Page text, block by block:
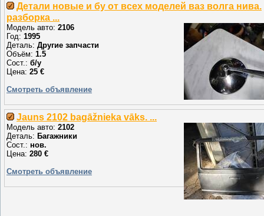
Детали новые и бу от всех моделей ваз волга нива.
разборка ...
Модель авто: 2106
Год: 1995
Деталь: Другие запчасти
Объём: 1.5
Сост.: б/у
Цена: 25 €
Смотреть объявление
Jauns 2102 bagāžnieka vāks. ...
Модель авто: 2102
Деталь: Багажники
Сост.: нов.
Цена: 280 €
Смотреть объявление